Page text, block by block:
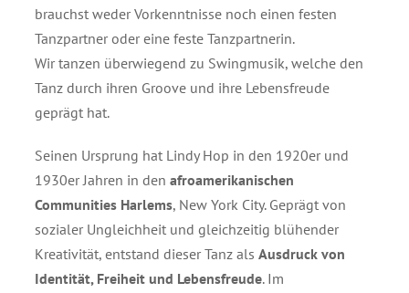
brauchst weder Vorkenntnisse noch einen festen
Tanzpartner oder eine feste Tanzpartnerin.
Wir tanzen überwiegend zu Swingmusik, welche den
Tanz durch ihren Groove und ihre Lebensfreude
geprägt hat.
Seinen Ursprung hat Lindy Hop in den 1920er und
1930er Jahren in den afroamerikanischen
Communities Harlems, New York City. Geprägt von
sozialer Ungleichheit und gleichzeitig blühender
Kreativität, entstand dieser Tanz als Ausdruck von
Identität, Freiheit und Lebensfreude. Im